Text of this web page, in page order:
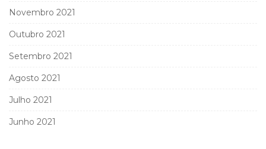
Novembro 2021
Outubro 2021
Setembro 2021
Agosto 2021
Julho 2021
Junho 2021